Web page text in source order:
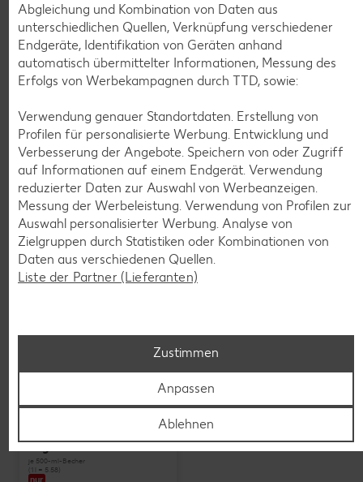
KNÜLLER
.
je 6 - 12 St. = 398 - 560-ml-Packg.
(1 l = 5.34 - 7.52)
2.99
Maxx XXL
je 8 St. = 800-ml-Großpackg.
(1 l = 3.74)
nur
2.99
je 500-ml-Becher
(1 l = 5.58)
nur
Weitere Angebote anzeigen
Abgleichung und Kombination von Daten aus
unterschiedlichen Quellen, Verknüpfung verschiedener
Endgeräte, Identifikation von Geräten anhand
automatisch übermittelter Informationen, Messung des
Erfolgs von Werbekampagnen durch TTD, sowie:
Verwendung genauer Standortdaten. Erstellung von
Profilen für personalisierte Werbung. Entwicklung und
Verbesserung der Angebote. Speichern von oder Zugriff
auf Informationen auf einem Endgerät. Verwendung
reduzierter Daten zur Auswahl von Werbeanzeigen.
Messung der Werbeleistung. Verwendung von Profilen zur
Auswahl personalisierter Werbung. Analyse von
Zielgruppen durch Statistiken oder Kombinationen von
Daten aus verschiedenen Quellen.
Liste der Partner (Lieferanten)
Zustimmen
Anpassen
Ablehnen